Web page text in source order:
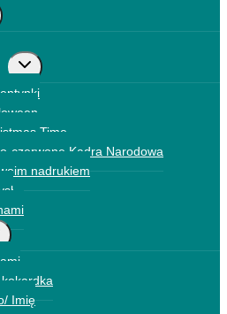
Przełącz
menu
podrzędne
Time
czerwone Kadra Narodowa
nadrukiem
Imię